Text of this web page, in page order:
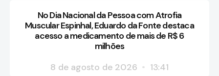
No Dia Nacional da Pessoa com Atrofia
Muscular Espinhal, Eduardo da Fonte destaca
acesso a medicamento de mais de R$ 6
milhões
8 de agosto de 2026
13:41